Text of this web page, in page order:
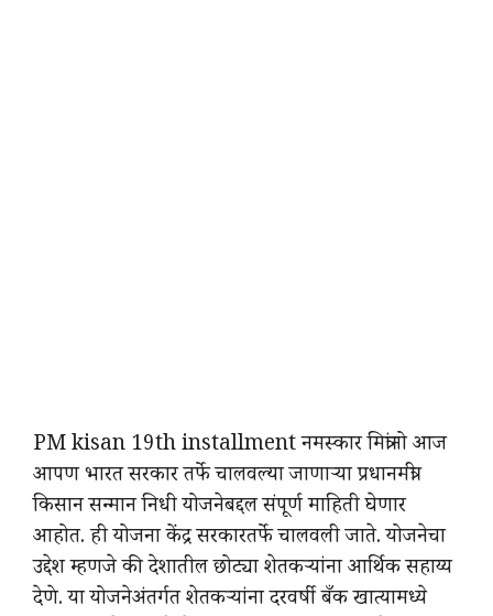
PM kisan 19th installment नमस्कार मित्रांनो आज
आपण भारत सरकार तर्फे चालवल्या जाणाऱ्या प्रधानमंत्री
किसान सन्मान निधी योजनेबद्दल संपूर्ण माहिती घेणार
आहोत. ही योजना केंद्र सरकारतर्फे चालवली जाते. योजनेचा
उद्देश म्हणजे की देशातील छोट्या शेतकऱ्यांना आर्थिक सहाय्य
देणे. या योजनेअंतर्गत शेतकऱ्यांना दरवर्षी बँक खात्यामध्ये